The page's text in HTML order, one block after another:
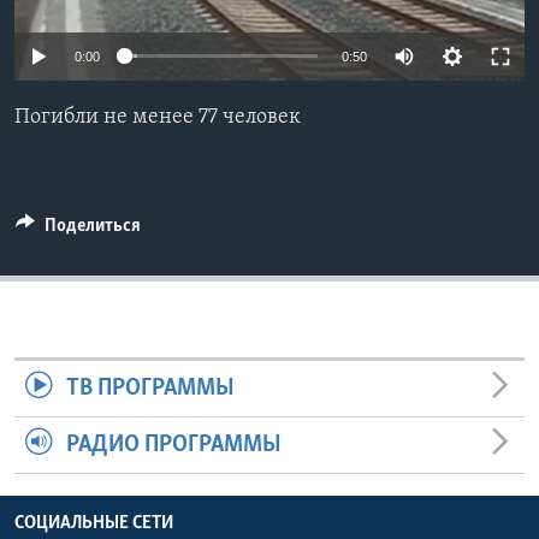
Learning English
СОЦИАЛЬНЫЕ СЕТИ
Языки
0:00 0:50
Погибли не менее 77 человек
Поделиться
ТВ ПРОГРАММЫ
РАДИО ПРОГРАММЫ
СОЦИАЛЬНЫЕ СЕТИ